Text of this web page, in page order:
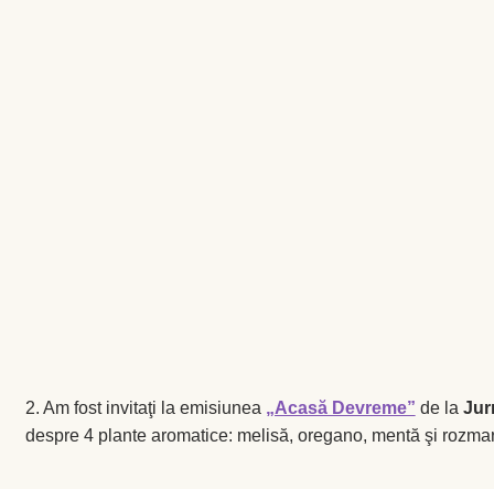
2. Am fost invitaţi la emisiunea „Acasă Devreme” de la
despre 4 plante aromatice: melisă, oregano, mentă şi